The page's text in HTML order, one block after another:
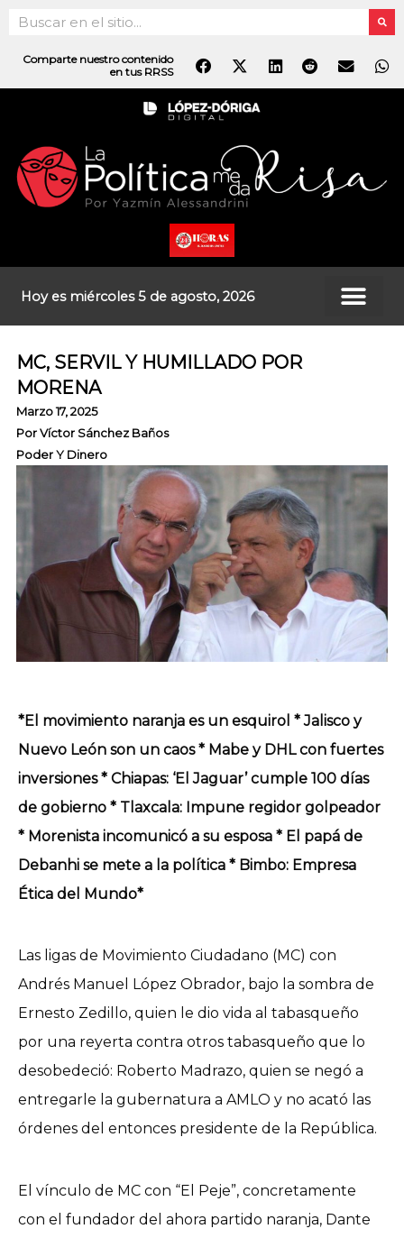
contenido
Search
Comparte nuestro contenido
en tus RRSS
Hoy es miércoles 5 de agosto, 2026
MC, SERVIL Y HUMILLADO POR
MORENA
Marzo 17, 2025
PorVíctor Sánchez Baños
Poder Y Dinero
*El movimiento naranja es un esquirol * Jalisco y
Nuevo León son un caos * Mabe y DHL con fuertes
inversiones * Chiapas: ‘El Jaguar’ cumple 100 días
de gobierno * Tlaxcala: Impune regidor golpeador
* Morenista incomunicó a su esposa * El papá de
Debanhi se mete a la política * Bimbo: Empresa
Ética del Mundo*
Las ligas de Movimiento Ciudadano (MC) con
Andrés Manuel López Obrador, bajo la sombra de
Ernesto Zedillo, quien le dio vida al tabasqueño
por una reyerta contra otros tabasqueño que lo
desobedeció: Roberto Madrazo, quien se negó a
entregarle la gubernatura a AMLO y no acató las
órdenes del entonces presidente de la República.
El vínculo de MC con “El Peje”, concretamente
con el fundador del ahora partido naranja, Dante